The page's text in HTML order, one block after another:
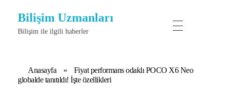
Bilişim Uzmanları
Bilişim ile ilgili haberler
Anasayfa »
Fiyat performans odaklı POCO X6 Neo
globalde tanıtıldı! İşte özellikleri